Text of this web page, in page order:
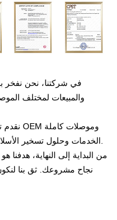
والمبيعات لمختلف
نجاح مشروعك. ثق بنا